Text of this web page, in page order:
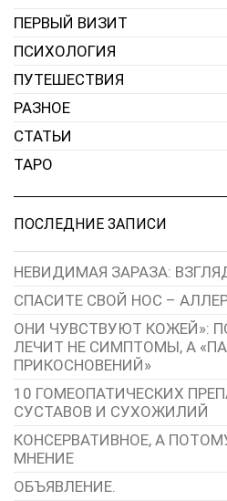
ПЕРВЫЙ ВИЗИТ
ПСИХОЛОГИЯ
ПУТЕШЕСТВИЯ
РАЗНОЕ
СТАТЬИ
ТАРО
ПОСЛЕДНИЕ ЗАПИСИ
НЕВИДИМАЯ ЗАРАЗА:
СПАСИТЕ СВОЙ НОС –
ОНИ ЧУВСТВУЮТ КОЖЕЙ»:
ЛЕЧИТ НЕ СИМПТОМЫ, А
ПРИКОСНОВЕНИЙ»
10 ГОМЕОПАТИЧЕСКИХ
СУСТАВОВ И СУХОЖИЛИЙ
КОНСЕРВАТИВНОЕ, А
МНЕНИЕ
ОБЪЯВЛЕНИЕ.